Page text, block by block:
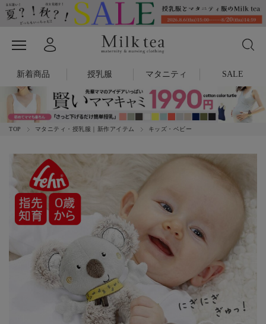
新着商品 授乳服 マタニティ SALE
TOP マタニティ・授乳服｜新作アイテム キッズ・ベビー